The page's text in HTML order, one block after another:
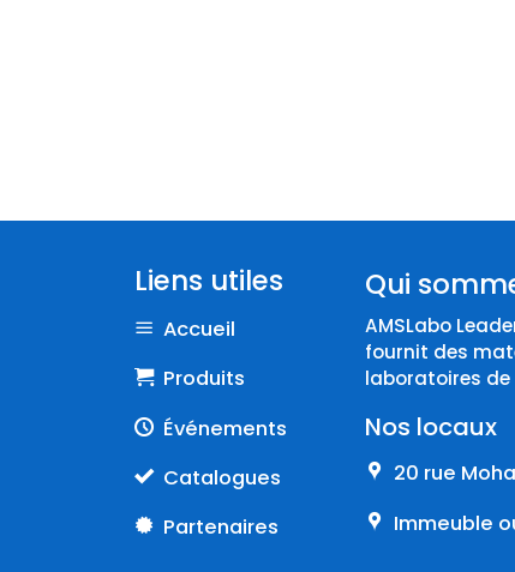
SI ANALYTICS
SIGMA LABORZENTRIFUGEN
Simax
SMEG
SYNGENE
THERMO SCIENTIFIC
VELP SCIENTIFICA
Liens utiles
Accueil
Produits
Événements
Catalogues
Partenaires
Qui
AMSLabo
fournit des
laboratoires
Nos locaux
20 rue
Immeuble